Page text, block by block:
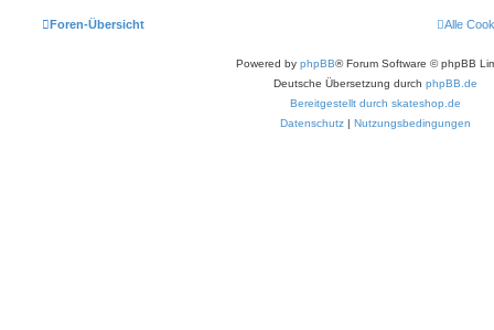
Foren-Übersicht Alle
Powered by phpBB® Forum Software © phpBB
Deutsche Übersetzung durch phpBB.de
Bereitgestellt durch skateshop.de
Datenschutz | Nutzungsbedingungen